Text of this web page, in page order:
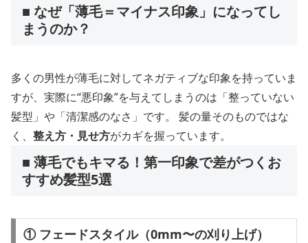
■ なぜ「薄毛＝マイナス印象」になってし
まうのか？
多くの男性が薄毛に対してネガティブな印象を持っていま
すが、実際に“悪印象”を与えてしまうのは「整っていない
髪型」や「清潔感のなさ」です。 髪の量そのものではな
く、 整え方・見せ方がカギを握っています。
■ 薄毛でもキマる！第一印象で差がつくお
すすめ髪型5選
① フェードスタイル（0mm〜の刈り上げ）